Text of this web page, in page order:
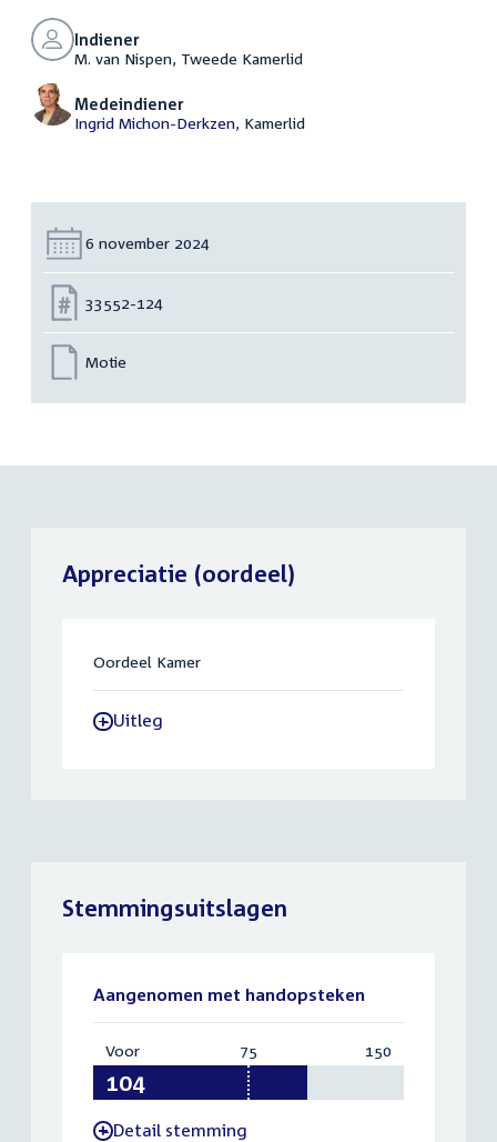
Indiener
M. van Nispen, Tweede Kamerlid
Medeindiener
Ingrid Michon-Derkzen, Kamerlid
Datum:
6 november 2024
Nummer:
33552-124
Motie
Appreciatie (oordeel)
Oordeel Kamer
-Uitleg
Stemmingsuitslagen
Aangenomen met handopsteken
Voor:
104
75 150
-Detail stemming